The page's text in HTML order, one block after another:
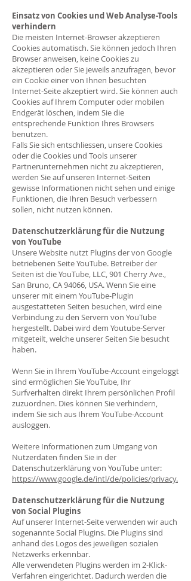
Einsatz von Cookies und Web Analyse-Tools
verhindern
Die meisten Internet-Browser akzeptieren
Cookies automatisch. Sie können jedoch Ihren
Browser anweisen, keine Cookies zu
akzeptieren oder Sie jeweils anzufragen, bevor
ein Cookie einer von Ihnen besuchten
Internet-Seite akzeptiert wird. Sie können auch
Cookies auf Ihrem Computer oder mobilen
Endgerät löschen, indem Sie die
entsprechende Funktion Ihres Browsers
benutzen.
Falls Sie sich entschliessen, unsere Cookies
oder die Cookies und Tools unserer
Partnerunternehmen nicht zu akzeptieren,
werden Sie auf unseren Internet-Seiten
gewisse Informationen nicht sehen und einige
Funktionen, die Ihren Besuch verbessern
sollen, nicht nutzen können.
Datenschutzerklärung für die Nutzung
von YouTube
Unsere Website nutzt Plugins der von Google
betriebenen Seite YouTube. Betreiber der
Seiten ist die YouTube, LLC, 901 Cherry Ave.,
San Bruno, CA 94066, USA. Wenn Sie eine
unserer mit einem YouTube-Plugin
ausgestatteten Seiten besuchen, wird eine
Verbindung zu den Servern von YouTube
hergestellt. Dabei wird dem Youtube-Server
mitgeteilt, welche unserer Seiten Sie besucht
haben.
Wenn Sie in Ihrem YouTube-Account eingeloggt
sind ermöglichen Sie YouTube, Ihr
Surfverhalten direkt Ihrem persönlichen Profil
zuzuordnen. Dies können Sie verhindern,
indem Sie sich aus Ihrem YouTube-Account
ausloggen.
Weitere Informationen zum Umgang von
Nutzerdaten finden Sie in der
Datenschutzerklärung von YouTube unter:
https://www.google.de/intl/de/policies/privacy.
Datenschutzerklärung für die Nutzung
von Social Plugins
Auf unserer Internet-Seite verwenden wir auch
sogenannte Social Plugins. Die Plugins sind
anhand des Logos des jeweiligen sozialen
Netzwerks erkennbar.
Alle verwendeten Plugins werden im 2-Klick-
Verfahren eingerichtet. Dadurch werden die